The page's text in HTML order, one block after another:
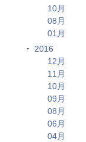
10月
08月
01月
2016
12月
11月
10月
09月
08月
06月
04月